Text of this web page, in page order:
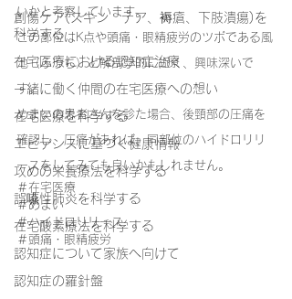
創傷ケア(スキン テア、褥瘡、下肢潰瘍)を
科学する
在宅医療における認知症治療
一緒に働く仲間の在宅医療への想い
在宅医療を科学する
エビデンスに基づく健康情報
攻めの栄養療法を科学する
誤嚥性肺炎を科学する
在宅酸素療法を科学する
認知症について家族へ向けて
認知症の羅針盤
いかと考察しています。
この部位はK点や頭痛・眼精疲労のツボである風
池（ふうち）と解剖学的に近く、興味深いで
す。
めまいの患者さんを診た場合、後頸部の圧痛を
確認し、圧痛があれば、同部位のハイドロリリ
ースをしてみても良いかもしれません。
＃在宅医療
＃めまい
＃ハイドロリリース
＃頭痛・眼精疲労